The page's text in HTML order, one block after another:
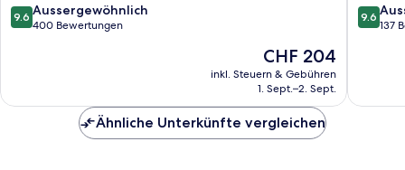
9.6
von
9.6 Aussergewöhnlich
400 Bewertungen
Der
Preis
beträgt
CHF 204
inkl. Steuern & Gebühren
1. Sept.–2. Sept.
9.6
von
9.6
137
Ähnliche Unterkünfte vergleichen